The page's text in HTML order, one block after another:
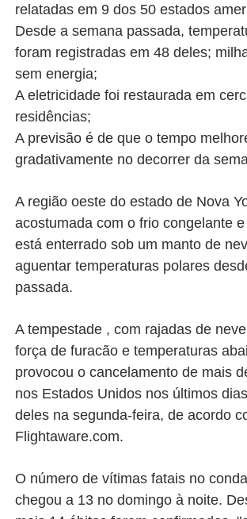
relatadas em 9 dos 50 estados
Desde a semana passada,
foram registradas em 48 deles;
sem energia;
A eletricidade foi restaurada em
residências;
A previsão é de que o tempo
gradativamente no decorrer da
A região oeste do estado de Nova
acostumada com o frio congelante
está enterrado sob um manto de
aguentar temperaturas polares
passada.
A tempestade , com rajadas de
força de furacão e temperaturas
provocou o cancelamento de mais
nos Estados Unidos nos últimos
deles na segunda-feira, de acordo
Flightaware.com.
O número de vítimas fatais no
chegou a 13 no domingo à noite.